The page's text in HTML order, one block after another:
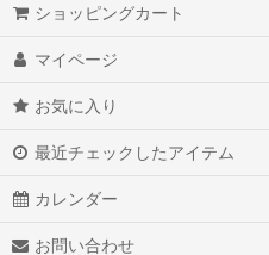
ショッピングカート
マイページ
お気に入り
最近チェックしたアイテム
カレンダー
お問い合わせ